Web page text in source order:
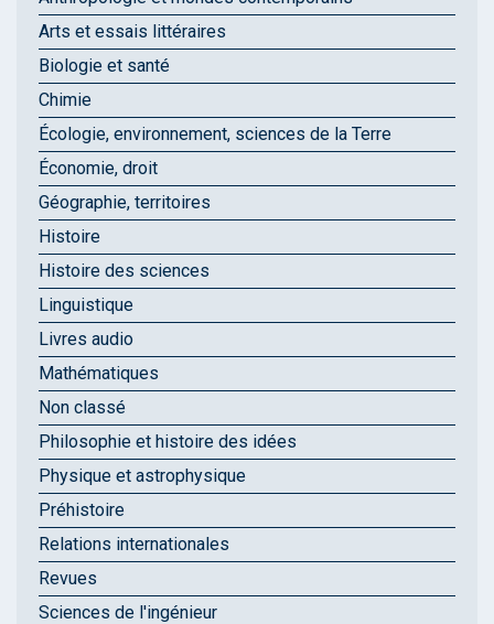
Arts et essais littéraires
Biologie et santé
Chimie
Écologie, environnement, sciences de la Terre
Économie, droit
Géographie, territoires
Histoire
Histoire des sciences
Linguistique
Livres audio
Mathématiques
Non classé
Philosophie et histoire des idées
Physique et astrophysique
Préhistoire
Relations internationales
Revues
Sciences de l'ingénieur